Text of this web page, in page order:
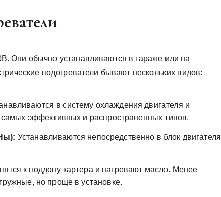
Они обычно устанавливаются в гараже или на
подогреватели бывают нескольких видов:
в систему охлаждения двигателя и
эффективных и распространенных типов.
Устанавливаются непосредственно в блок двигателя
к поддону картера и нагревают масло. Менее
но проще в установке.